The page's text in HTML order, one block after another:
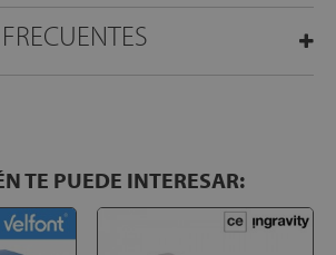
TE PUEDE INTERESAR: